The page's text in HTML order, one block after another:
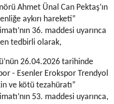
Ahmet Ünal Can Pektaş’ın
aykırı hareketi”
36. maddesi uyarınca
tedbirli olarak,
26.04.2026 tarihinde
- Esenler Erokspor Trendyol
ve kötü tezahüratı”
53. maddesi uyarınca,